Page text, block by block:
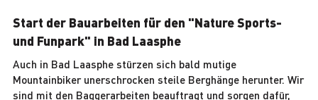
Start der Bauarbeiten für den "Nature Sports-
und Funpark" in Bad Laasphe
Auch in Bad Laasphe stürzen sich bald mutige
Mountainbiker unerschrocken steile Berghänge herunter. Wir
sind mit den Baggerarbeiten beauftragt und sorgen dafür,